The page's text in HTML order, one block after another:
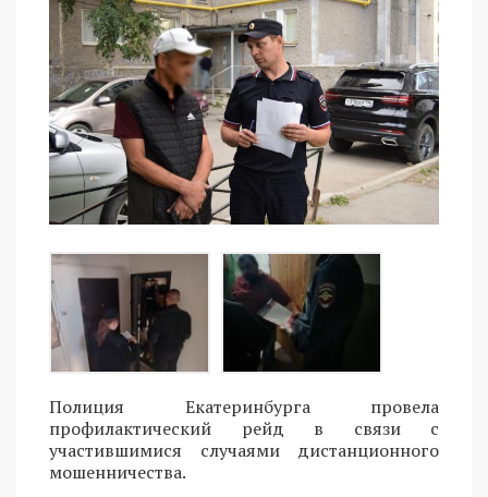
Полиция Екатеринбурга провела
профилактический рейд в связи с
участившимися случаями дистанционного
мошенничества.